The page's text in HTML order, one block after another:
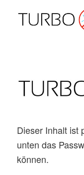
Dieser Inhalt ist
unten das
können.